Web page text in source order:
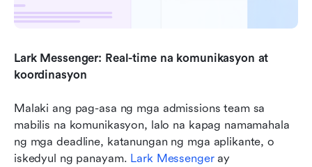
Lark Messenger: Real-time na komunikasyon at
koordinasyon
Malaki ang pag-asa ng mga admissions team sa
mabilis na komunikasyon, lalo na kapag namamahala
ng mga deadline, katanungan ng mga aplikante, o
iskedyul ng panayam. Lark Messenger ay